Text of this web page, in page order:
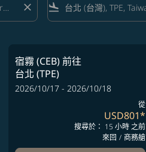
close flight_land
宿霧 (CEB)前往
台北 (TPE)
2026/10/17 - 2026/10/18
從
USD801*
搜尋於： 15 小時 之前
來回 / 商務艙